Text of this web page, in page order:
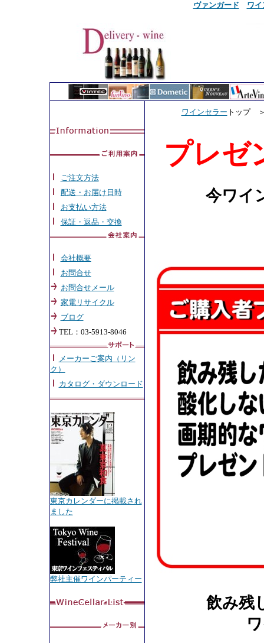
ヴァンガード ワ
ご注文方法
配送・お届け日時
お支払い方法
保証・返品・交換
会社概要
お問合せ
お問合せメール
家電リサイクル
ブログ
TEL：03-5913-8046
メーカーご案内（リン
ク）
カタログ・ダウンロード
東京カレンダーに掲載され
ました
弊社主催ワインパーティー
ワインセラー トップ
プレゼ
今ワイ
飲み残